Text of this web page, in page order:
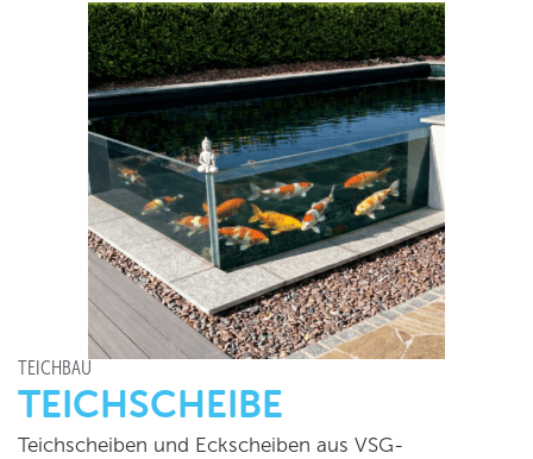
TEICHBAU
TEICHSCHEIBE
Teichscheiben und Eckscheiben aus VSG-